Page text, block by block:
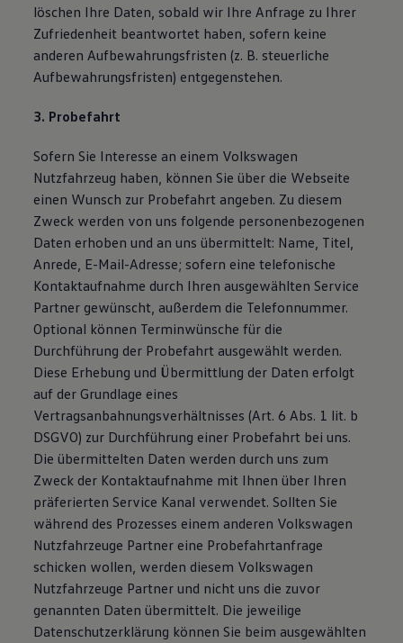
löschen Ihre Daten, sobald wir Ihre Anfrage zu Ihrer
Zufriedenheit beantwortet haben, sofern keine
anderen Aufbewahrungsfristen (z. B. steuerliche
Aufbewahrungsfristen) entgegenstehen.
3. Probefahrt
Sofern Sie Interesse an einem Volkswagen
Nutzfahrzeug haben, können Sie über die Webseite
einen Wunsch zur Probefahrt angeben. Zu diesem
Zweck werden von uns folgende personenbezogenen
Daten erhoben und an uns übermittelt: Name, Titel,
Anrede, E-Mail-Adresse; sofern eine telefonische
Kontaktaufnahme durch Ihren ausgewählten Service
Partner gewünscht, außerdem die Telefonnummer.
Optional können Terminwünsche für die
Durchführung der Probefahrt ausgewählt werden.
Diese Erhebung und Übermittlung der Daten erfolgt
auf der Grundlage eines
Vertragsanbahnungsverhältnisses (Art. 6 Abs. 1 lit. b
DSGVO) zur Durchführung einer Probefahrt bei uns.
Die übermittelten Daten werden durch uns zum
Zweck der Kontaktaufnahme mit Ihnen über Ihren
präferierten Service Kanal verwendet. Sollten Sie
während des Prozesses einem anderen Volkswagen
Nutzfahrzeuge Partner eine Probefahrtanfrage
schicken wollen, werden diesem Volkswagen
Nutzfahrzeuge Partner und nicht uns die zuvor
genannten Daten übermittelt. Die jeweilige
Datenschutzerklärung können Sie beim ausgewählten